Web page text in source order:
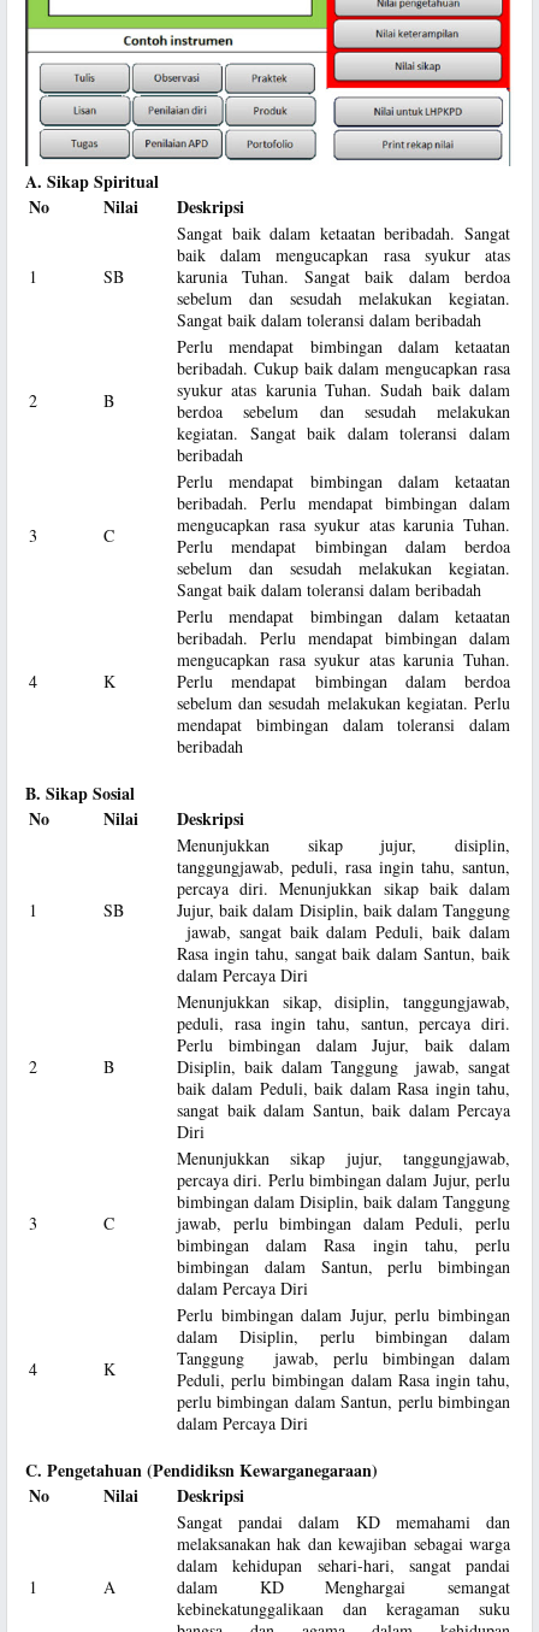
A. Sikap Spiritual
No
Nilai Deskripsi
1 SB
Sangat baik dalam ketaatan beribadah. Sangat
baik dalam mengucapkan rasa syukur atas
karunia Tuhan. Sangat baik dalam berdoa
sebelum dan sesudah melakukan kegiatan.
Sangat baik dalam toleransi dalam beribadah
2 B
Perlu mendapat bimbingan dalam ketaatan
beribadah. Cukup baik dalam mengucapkan rasa
syukur atas karunia Tuhan. Sudah baik dalam
berdoa sebelum dan sesudah melakukan
kegiatan. Sangat baik dalam toleransi dalam
beribadah
3 C
Perlu mendapat bimbingan dalam ketaatan
beribadah. Perlu mendapat bimbingan dalam
mengucapkan rasa syukur atas karunia Tuhan.
Perlu mendapat bimbingan dalam berdoa
sebelum dan sesudah melakukan kegiatan.
Sangat baik dalam toleransi dalam beribadah
4 K
Perlu mendapat bimbingan dalam ketaatan
beribadah. Perlu mendapat bimbingan dalam
mengucapkan rasa syukur atas karunia Tuhan.
Perlu mendapat bimbingan dalam berdoa
sebelum dan sesudah melakukan kegiatan. Perlu
mendapat bimbingan dalam toleransi dalam
beribadah
B. Sikap Sosial
No
Nilai Deskripsi
1 SB
Menunjukkan sikap jujur, disiplin,
tanggungjawab, peduli, rasa ingin tahu, santun,
percaya diri. Menunjukkan sikap baik dalam
Jujur, baik dalam Disiplin, baik dalam Tanggung
jawab, sangat baik dalam Peduli, baik dalam
Rasa ingin tahu, sangat baik dalam Santun, baik
dalam Percaya Diri
2 B
Menunjukkan sikap, disiplin, tanggungjawab,
peduli, rasa ingin tahu, santun, percaya diri.
Perlu bimbingan dalam Jujur, baik dalam
Disiplin, baik dalam Tanggung jawab, sangat
baik dalam Peduli, baik dalam Rasa ingin tahu,
sangat baik dalam Santun, baik dalam Percaya
Diri
3 C
Menunjukkan sikap jujur, tanggungjawab,
percaya diri. Perlu bimbingan dalam Jujur, perlu
bimbingan dalam Disiplin, baik dalam Tanggung
jawab, perlu bimbingan dalam Peduli, perlu
bimbingan dalam Rasa ingin tahu, perlu
bimbingan dalam Santun, perlu bimbingan
dalam Percaya Diri
4 K
Perlu bimbingan dalam Jujur, perlu bimbingan
dalam Disiplin, perlu bimbingan dalam
Tanggung jawab, perlu bimbingan dalam
Peduli, perlu bimbingan dalam Rasa ingin tahu,
perlu bimbingan dalam Santun, perlu bimbingan
dalam Percaya Diri
C. Pengetahuan (Pendidiksn Kewarganegaraan)
No
Nilai Deskripsi
1 A
Sangat pandai dalam KD memahami dan
melaksanakan hak dan kewajiban sebagai warga
dalam kehidupan sehari-hari, sangat pandai
dalam KD Menghargai semangat
kebinekatunggalikaan dan keragaman suku